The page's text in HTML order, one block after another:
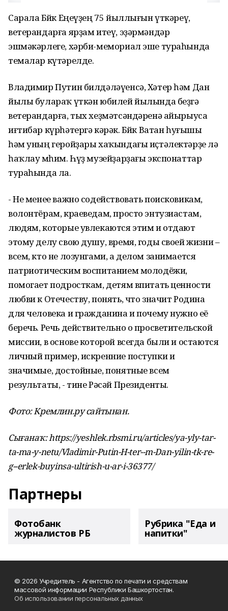
Сарала Бөйөк Еңеүҙең 75 йыллығын үткәреү,
ветерандарға ярҙам итеү, эҙәрмәндәр
эшмәкәрлеге, хәрби-мемориал эше тураһында
темалар күтәрелде.
Владимир Путин билдәләүенсә, Хәтер һәм Дан
йылы булараҡ үткән юбилей йылында беҙгә
ветерандарға, тых хеҙмәтсәндәренә айырыуса
иғтибар күрһәтергә кәрәк. Бөйөк Ватан һуғышы
һәм уның геройҙары хаҡындағы иҫтәлектәрҙе лә
һаҡлау мөһим. Һүҙ музейҙарҙағы экспонаттар
тураһында ла.
- Не менее важно содействовать поисковикам,
волонтёрам, краеведам, просто энтузиастам,
людям, которые увлекаются этим и отдают
этому делу свою душу, время, годы своей жизни –
всем, кто не лозунгами, а делом занимается
патриотическим воспитанием молодёжи,
помогает подросткам, детям впитать ценности
любви к Отечеству, понять, что значит Родина
для человека и гражданина и почему нужно её
беречь. Речь действительно о просветительской
миссии, в основе которой всегда были и остаются
личный пример, искренние поступки и
значимые, достойные, понятные всем
результаты, - тине Рәсәй Президенты.
Фото: Кремлин.ру сайтынан.
Сығанаҡ: https://yeshlek.rbsmi.ru/articles/ya-yly-tar-
ta-ma-y-netu/Vladimir-Putin-H-ter--m-Dan-yilin-tk-re-
g--erlek-buyinsa-ultirish-u-ar-i-36377/
Партнеры
Фотобанк
журналистов РБ
Рубрика "Еда и
напитки"
© 2026 Учредитель - Агентство по печати и средствам
массовой информации Республики Башкортостан.
Об использовании персональных данных